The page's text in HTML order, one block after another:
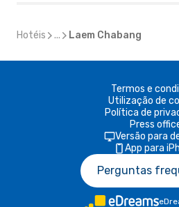
Hotéis ... Laem Chabang
Termos e
Utilização de
Política de
Press
Versão para
App para
Perguntas